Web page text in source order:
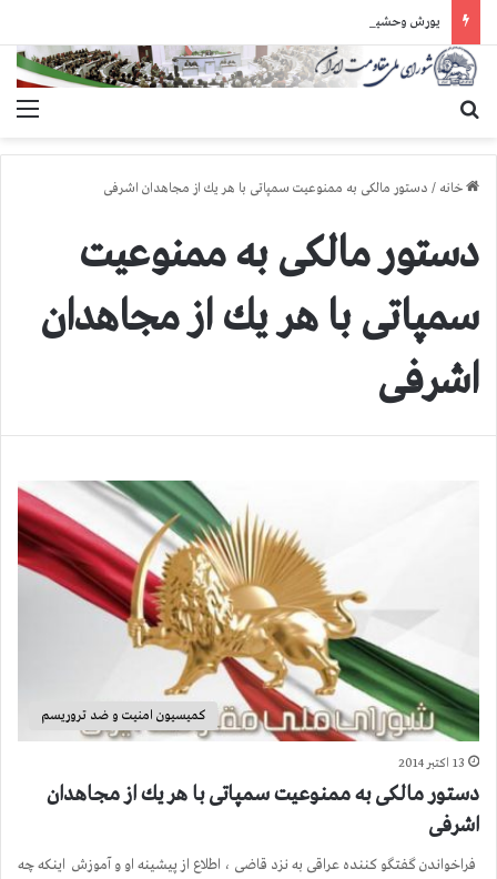
خانه / دستور مالكی به ممنوعیت سمپاتی با هر یك از مجاهدان اشرفی
دستور مالكی به ممنوعیت
سمپاتی با هر یك از مجاهدان
اشرفی
کمیسیون امنیت و ضد تروریسم
13 اکتبر 2014
دستور مالكی به ممنوعیت سمپاتی با هر یك از مجاهدان
اشرفی
فراخواندن گفتگو كننده عراقی به نزد قاضی ، اطلاع از پیشینه او و آموزش اینكه چه